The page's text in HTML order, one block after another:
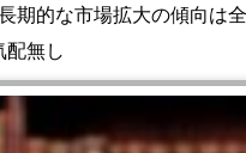
期的な市場拡大の傾向は全
配無し